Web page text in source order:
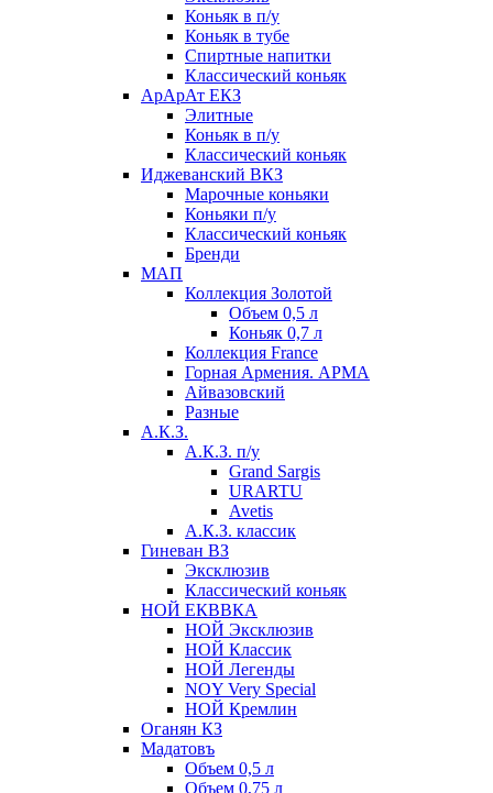
Коньяк в п/у
Коньяк в тубе
Спиртные напитки
Классический коньяк
АрАрАт ЕКЗ
Элитные
Коньяк в п/у
Классический коньяк
Иджеванский ВКЗ
Марочные коньяки
Коньяки п/у
Классический коньяк
Бренди
МАП
Коллекция Золотой
Объем 0,5 л
Коньяк 0,7 л
Коллекция France
Горная Армения. АРМА
Айвазовский
Разные
А.К.З.
А.К.З. п/у
Grand Sargis
URARTU
Avetis
А.К.З. классик
Гиневан ВЗ
Эксклюзив
Классический коньяк
НОЙ ЕКВВКА
НОЙ Эксклюзив
НОЙ Классик
НОЙ Легенды
NOY Very Speсial
НОЙ Кремлин
Оганян КЗ
Мадатовъ
Объем 0,5 л
Объем 0,75 л